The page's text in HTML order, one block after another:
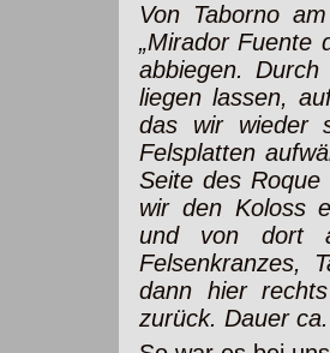
Von Taborno
„Mirador Fuente
abbiegen.
liegen lassen,
das wir wieder
Felsplatten
Seite des
wir den Koloss
und von dort
Felsenkranzes,
dann hier
zurück. Dauer